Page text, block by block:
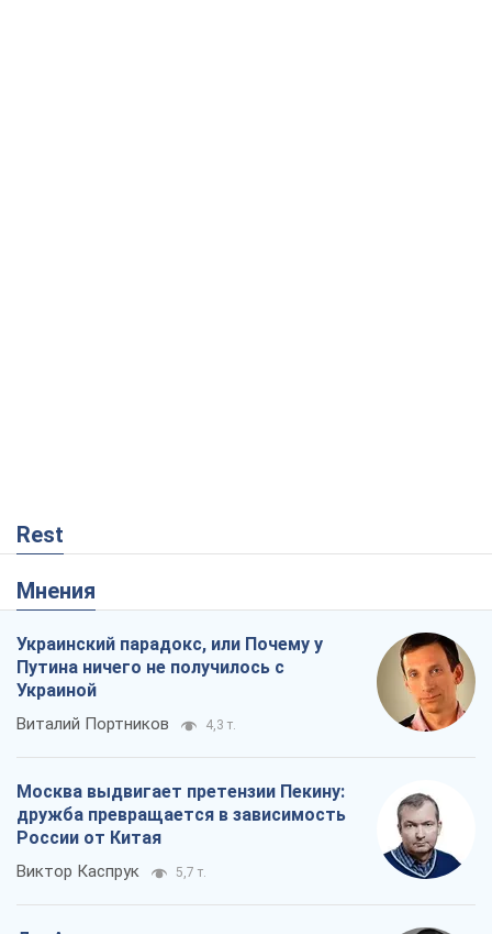
Rest
Мнения
Украинский парадокс, или Почему у
Путина ничего не получилось с
Украиной
Виталий Портников 4,3 т.
Москва выдвигает претензии Пекину:
дружба превращается в зависимость
России от Китая
Виктор Каспрук 5,7 т.